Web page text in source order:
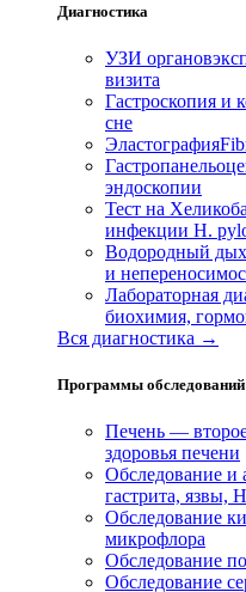
Диагностика
УЗИ органов
визита
Гастроскопия и
сне
Эластография
Гастропанель
эндоскопии
Тест на
инфекции H.
Водородный
и
Лабораторная
биохимия,
Вся диагностика →
Программы обследований
Печень —
здоровья печени
Обследование и
гастрита, язвы,
Обследование
микрофлора
Обследование
Обследование